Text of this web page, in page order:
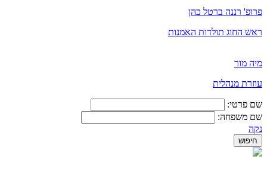
פרופ' רננה ברטל כהן
ראש החוג תולדות האמנות
מיה מור
​עוזרת מנהלית
שם פרטי:
שם משפחה:
נקה